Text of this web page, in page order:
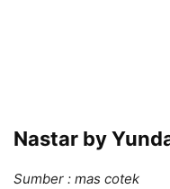
Nastar by
Sumber : mas cotek